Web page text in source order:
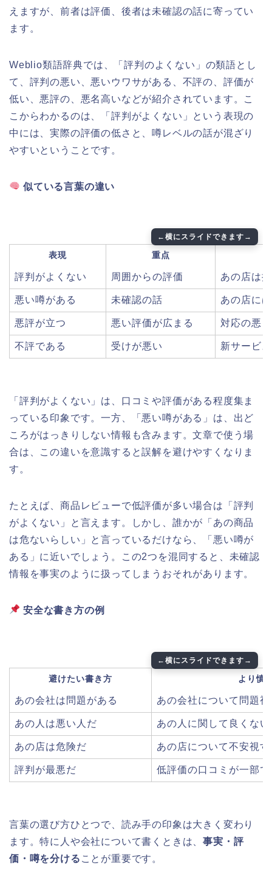
えますが、前者は評価、後者は未確認の話に寄ってい
ます。
Weblio類語辞典では、「評判のよくない」の類語とし
て、評判の悪い、悪いウワサがある、不評の、評価が
低い、悪評の、悪名高いなどが紹介されています。こ
こからわかるのは、「評判がよくない」という表現の
中には、実際の評価の低さと、噂レベルの話が混ざり
やすいということです。
似ている言葉の違い
表現 重点
評判がよくない 周囲からの評価 あの店は
悪い噂がある 未確認の話 あの店に
悪評が立つ 悪い評価が広まる 対応の悪
不評である 受けが悪い 新サービ
「評判がよくない」は、口コミや評価がある程度集ま
っている印象です。一方、「悪い噂がある」は、出ど
ころがはっきりしない情報も含みます。文章で使う場
合は、この違いを意識すると誤解を避けやすくなりま
す。
たとえば、商品レビューで低評価が多い場合は「評判
がよくない」と言えます。しかし、誰かが「あの商品
は危ないらしい」と言っているだけなら、「悪い噂が
ある」に近いでしょう。この2つを混同すると、未確認
情報を事実のように扱ってしまうおそれがあります。
安全な書き方の例
避けたい書き方 より慎
あの会社は問題がある あの会社について問題
あの人は悪い人だ あの人に関して良くな
あの店は危険だ あの店について不安視
評判が最悪だ 低評価の口コミが一部
言葉の選び方ひとつで、読み手の印象は大きく変わり
ます。特に人や会社について書くときは、事実・評
価・噂を分ける ことが重要です。